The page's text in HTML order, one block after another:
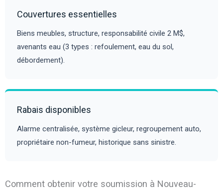
Couvertures essentielles
Biens meubles, structure, responsabilité civile 2 M$,
avenants eau (3 types : refoulement, eau du sol,
débordement).
Rabais disponibles
Alarme centralisée, système gicleur, regroupement auto,
propriétaire non-fumeur, historique sans sinistre.
Comment obtenir votre soumission à Nouveau-